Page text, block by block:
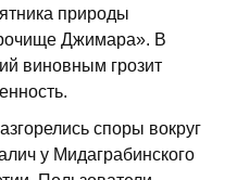
природы
Джимара». В
виновным грозит
споры вокруг
у Мидаграбинского